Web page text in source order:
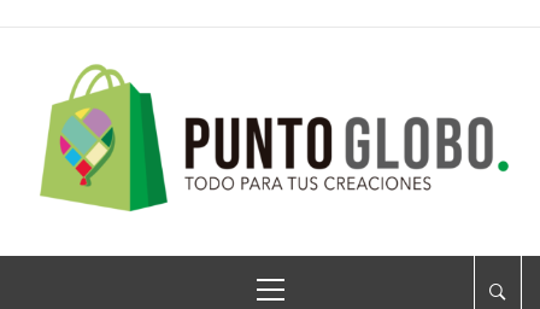
PUNTO GLOBO
Menu